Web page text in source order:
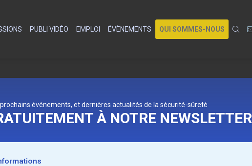
PUBLI VIDÉO EMPLOI ÉVÈNEMENTS QUI SOMMES-NOUS
événements, et dernières actualités de la sécurité-sûreté
À NOTRE NEWSLETTER